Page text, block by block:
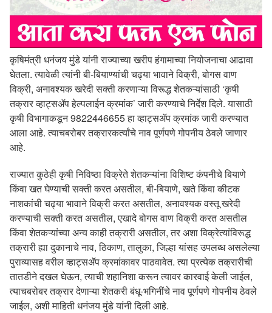
कृषिमंत्री धनंजय मुंडे यांनी राज्याच्या खरीप हंगामाच्या नियोजनाचा आढावा
घेतला. त्यावेळी त्यांनी बी-बियाण्यांची चढ्या भावाने विक्री, बोगस वाण
विक्री, अनावश्यक खरेदी सक्ती करणाऱ्या विरूद्ध शेतकऱ्यांसाठी ‘कृषी
तक्रार व्हाट्सॲप हेल्पलाईन क्रमांक’ जारी करण्याचे निर्देश दिले. यासाठी
कृषी विभागाकडून 9822446655 हा व्हाट्सॲप क्रमांक जारी करण्यात
आला आहे. त्याचबरोबर तक्रारकर्त्यांचे नाव पूर्णपणे गोपनीय ठेवले जाणार
आहे.
राज्यात कुठेही कृषी निविष्ठा विक्रेते शेतकऱ्यांना विशिष्ट कंपनीचे बियाणे
किंवा खत घेण्याची सक्ती करत असतील, बी-बियाणे, खते किंवा कीटक
नाशकांची चढ्या भावाने विक्री करत असतील, अनावश्यक वस्तू खरेदी
करण्याची सक्ती करत असतील, एखादे बोगस वाण विक्री करत असतील
किंवा शेतकऱ्यांच्या अन्य काही तक्रारी असतील, तर अशा विक्रेत्यांविरूद्ध
तक्रारी ह्या दुकानाचे नाव, ठिकाण, तालुका, जिल्हा यांसह उपलब्ध असलेल्या
पुराव्यासह वरील व्हाट्सॲप क्रमांकावर पाठवावेत. त्या प्रत्येक तक्रारीची
तातडीने दखल घेऊन, त्याची शहानिशा करून त्यावर कारवाई केली जाईल,
त्याचबरोबर तक्रार देणाऱ्या शेतकरी बंधू-भगिनींचे नाव पूर्णपणे गोपनीय ठेवले
जाईल, अशी माहिती धनंजय मुंडे यांनी दिली आहे.